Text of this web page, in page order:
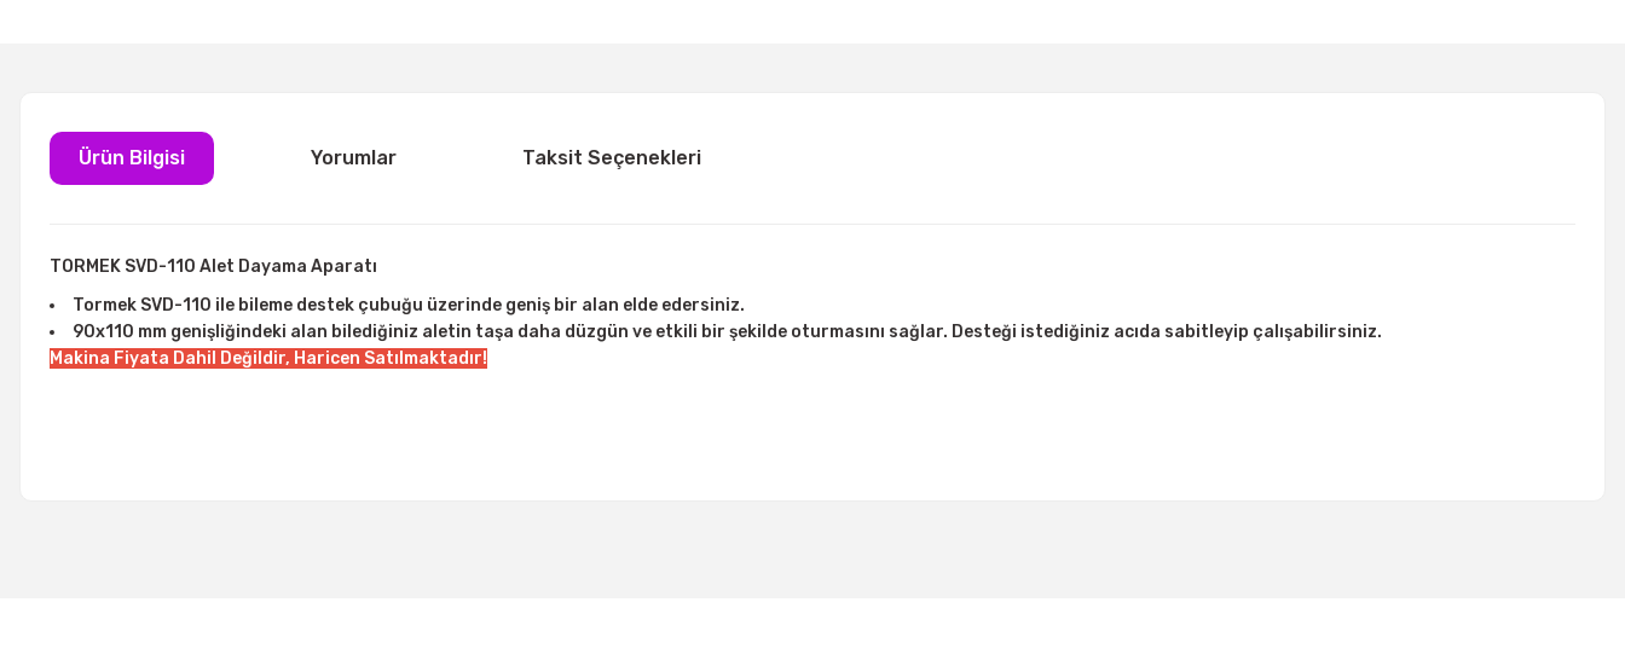
Ürün Bilgisi Yorumlar Taksit Seçenekleri
TORMEK SVD-110 Alet Dayama Aparatı
Tormek SVD-110 ile bileme destek çubuğu üzerinde geniş bir alan elde edersiniz.
90x110 mm genişliğindeki alan bilediğiniz aletin taşa daha düzgün ve etkili bir şekilde oturmasını sağlar. Desteği istediğiniz acıda sabitleyip çalışabilirsiniz.
Makina Fiyata Dahil Değildir, Haricen Satılmaktadır!